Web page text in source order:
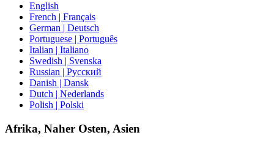
English
French | Français
German | Deutsch
Portuguese | Português
Italian | Italiano
Swedish | Svenska
Russian | Русский
Danish | Dansk
Dutch | Nederlands
Polish | Polski
Afrika, Naher Osten, Asien